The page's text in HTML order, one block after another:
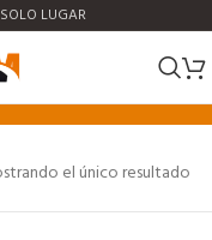
LUGAR
el único resultado